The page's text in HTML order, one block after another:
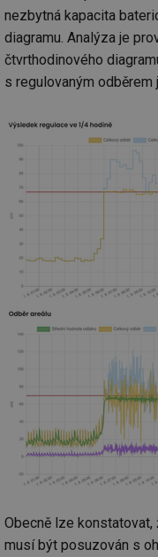
nezbytná kapacita
diagramu. Analýza je
čtvrthodinového
s regulovaným
Obecně lze
musí být posuzován s